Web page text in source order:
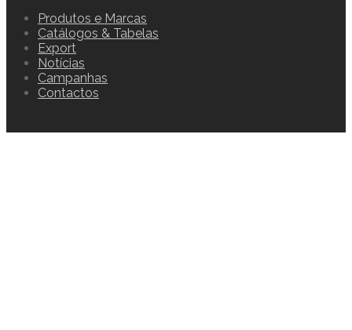
Produtos e Marcas
Catálogos & Tabelas
Export
Notícias
Campanhas
Contactos